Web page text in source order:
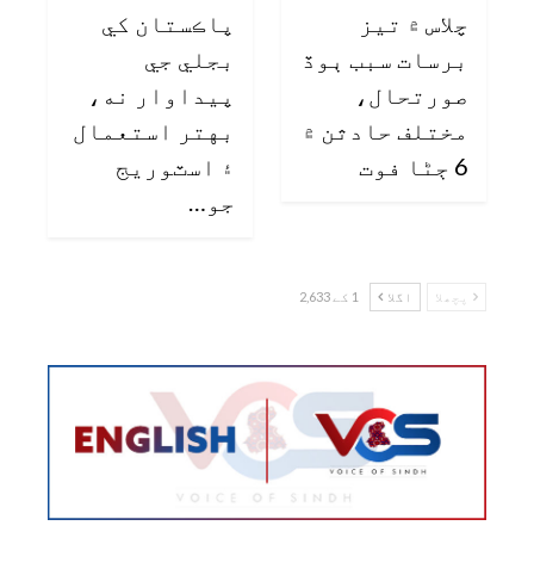
چلاس ۾ تيز
برسات سبب ٻوڏ
صورتحال،
مختلف حادثن ۾
6 ڄڻا فوت
پاڪستان کي
بجلي جي
پيداوار نه،
بهتر استعمال
۽ اسٽوريج
جو…
پچھلا اگلا 1 کے 2,633